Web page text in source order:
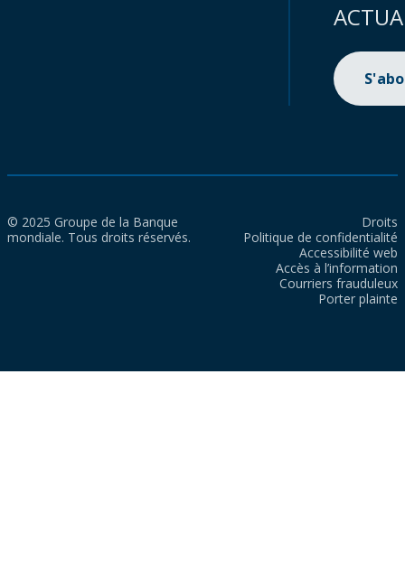
© 2025 Groupe de la Banque
mondiale. Tous droits réservés.
Droits
Politique de confidentialité
Accessibilité web
Accès à l’information
Courriers frauduleux
Porter plainte